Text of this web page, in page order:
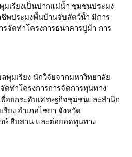
เรียงเป็นปากแม่น้ำ ชุมชนประมง
พประมงพื้นบ้านจับสัตว์น้ำ มีการ
จัดทำโครงการธนาคารปูม้า การ
มเรียง นักวิจัยจากมหาวิทยาลัย
ดทำโครงการการจัดการทุนทาง
อยกระดับเศรษฐกิจชุมชนและสำนึก
ยง อำเภอไชยา จังหวัด
ษ์ สืบสาน และต่อยอดทุนทาง